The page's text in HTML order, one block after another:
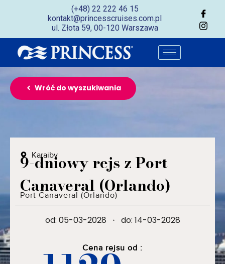
(+48) 22 222 46 15
kontakt@princesscruises.com.pl
ul. Złota 59, 00-120 Warszawa
Wróć do wyszukiwania
Karaiby
9-dniowy rejs z Port
Canaveral (Orlando)
Port Canaveral (Orlando)
od: 05-03-2028 · do: 14-03-2028
Cena rejsu od :